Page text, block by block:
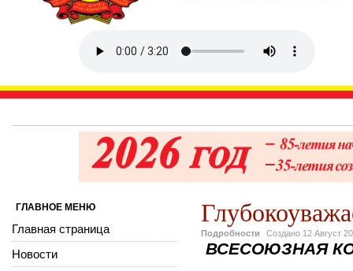
Подробности Создано 12 Август
ВСЕСОЮЗНАЯ
ГЛАВНОЕ МЕНЮ
Главная страница
Новости